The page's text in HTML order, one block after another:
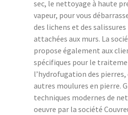
sec, le nettoyage à haute
vapeur, pour vous
des lichens et des
attachées aux murs. La
propose également aux
spécifiques pour le
l’hydrofugation des pierres,
autres moulures en pierre.
techniques modernes de
oeuvre par la société